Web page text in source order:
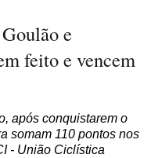
e
feito e vencem
após conquistarem o
somam 110 pontos nos
- União Ciclística